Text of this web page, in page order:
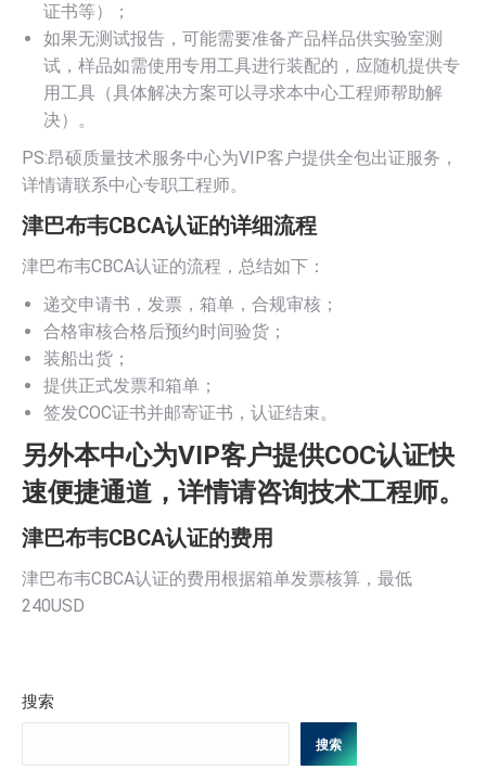
证书等）；
如果无测试报告，可能需要准备产品样品供实验室测
试，样品如需使用专用工具进行装配的，应随机提供专
用工具（具体解决方案可以寻求本中心工程师帮助解
决）。
PS:昂硕质量技术服务中心为VIP客户提供全包出证服务，
详情请联系中心专职工程师。
津巴布韦CBCA认证的详细流程
津巴布韦CBCA认证的流程，总结如下：
递交申请书，发票，箱单，合规审核；
合格审核合格后预约时间验货；
装船出货；
提供正式发票和箱单；
签发COC证书并邮寄证书，认证结束。
另外本中心为VIP客户提供COC认证快
速便捷通道，详情请咨询技术工程师。
津巴布韦CBCA认证的费用
津巴布韦CBCA认证的费用根据箱单发票核算，最低
240USD
搜索
搜索